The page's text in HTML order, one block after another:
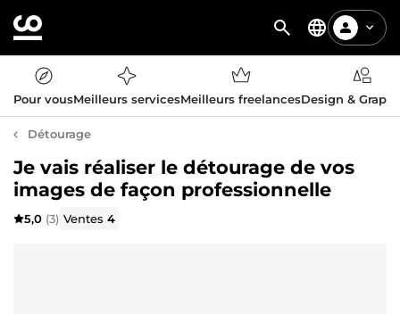
Pour vousMeilleurs servicesMeilleurs freelancesDesign &
Détourage
Je vais réaliser le détourage de vos
images de façon professionnelle
5,0 (3) Ventes4